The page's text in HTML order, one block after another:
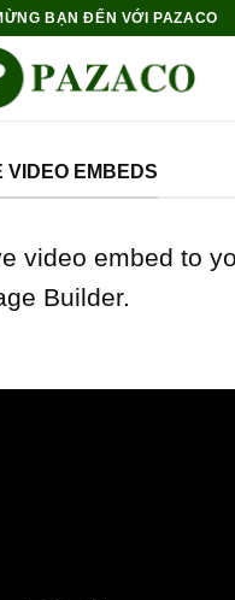
BẠN ĐẾN VỚI PAZACO
VIDEO EMBEDS
video embed to
Builder.